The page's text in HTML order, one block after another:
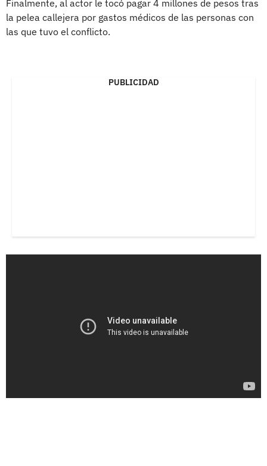
Finalmente, al actor le tocó pagar 4 millones de pesos tras
la pelea callejera por gastos médicos de las personas con
las que tuvo el conflicto.
PUBLICIDAD